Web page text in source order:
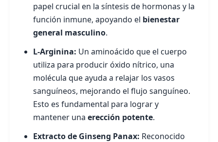
papel crucial en la síntesis de hormonas y la
función inmune, apoyando el bienestar
general masculino.
L-Arginina: Un aminoácido que el cuerpo
utiliza para producir óxido nítrico, una
molécula que ayuda a relajar los vasos
sanguíneos, mejorando el flujo sanguíneo.
Esto es fundamental para lograr y
mantener una erección potente.
Extracto de Ginseng Panax: Reconocido